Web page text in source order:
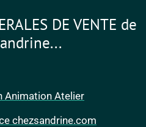
DE VENTE de
Animation Atelier
chezsandrine.com